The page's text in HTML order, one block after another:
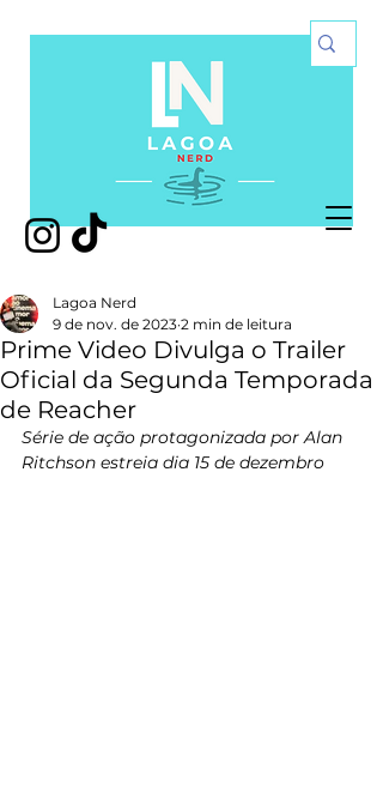
Prime Video Divulga o Trailer
Oficial da Segunda Temporada
de Reacher
Lagoa Nerd
9 de nov. de 2023 2 min de leitura
Série de ação protagonizada por Alan
Ritchson estreia dia 15 de dezembro